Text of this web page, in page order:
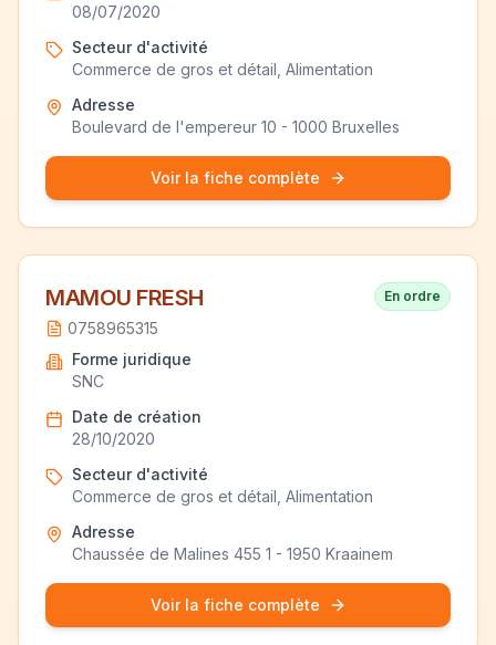
08/07/2020
Secteur d'activité
Commerce de gros et détail, Alimentation
Adresse
Boulevard de l'empereur 10 - 1000 Bruxelles
Voir la fiche complète
MAMOU FRESH
0758965315
En ordre
Forme juridique
SNC
Date de création
28/10/2020
Secteur d'activité
Commerce de gros et détail, Alimentation
Adresse
Chaussée de Malines 455 1 - 1950 Kraainem
Voir la fiche complète